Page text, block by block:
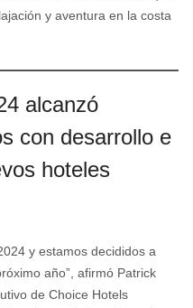
y aventura en la costa
alcanzó
con desarrollo e
hoteles
y estamos decididos a
año”, afirmó Patrick
de Choice Hotels